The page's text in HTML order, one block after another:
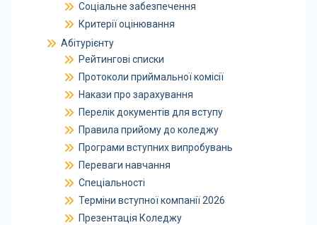
Соціальне забезпечення
Критерії оцінювання
Абітурієнту
Рейтингові списки
Протоколи приймальної комісії
Накази про зарахування
Перелік документів для вступу
Правила прийому до коледжу
Програми вступних випробувань
Переваги навчання
Спеціальності
Терміни вступної компанії 2026
Презентація Коледжу